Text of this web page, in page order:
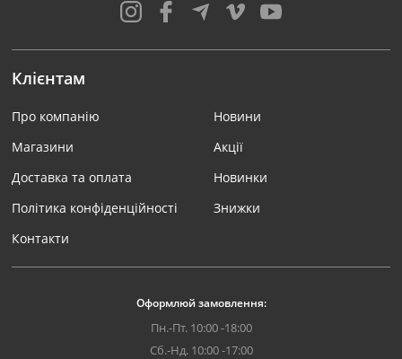
Клієнтам
Про компанію
Магазини
Доставка та оплата
Політика конфіденційності
Контакти
Новини
Акції
Новинки
Знижки
Оформлюй замовлення:
Пн.-Пт. 10:00 -18:00
Сб.-Нд. 10:00 -17:00